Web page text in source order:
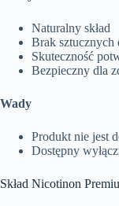
Naturalny skład
Brak sztucznych
Skuteczność
Bezpieczny dla
Wady
Produkt nie jest
Dostępny
Skład Nicotinon